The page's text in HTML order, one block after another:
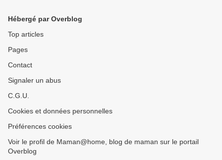
Hébergé par Overblog
Top articles
Pages
Contact
Signaler un abus
C.G.U.
Cookies et données personnelles
Préférences cookies
Voir le profil de Maman@home, blog de maman sur le portail
Overblog